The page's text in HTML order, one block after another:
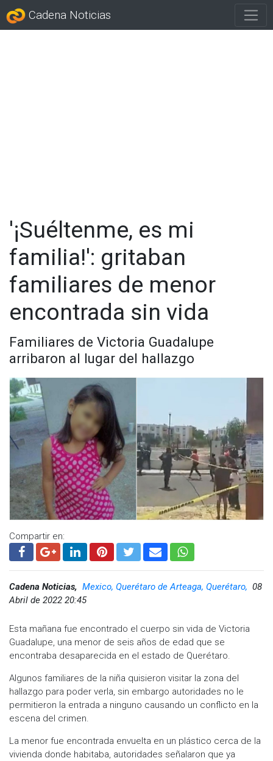
Cadena Noticias
'¡Suéltenme, es mi
familia!': gritaban
familiares de menor
encontrada sin vida
Familiares de Victoria Guadalupe
arribaron al lugar del hallazgo
Compartir en:
Cadena Noticias, Mexico, Querétaro de Arteaga, Querétaro, 08
Abril de 2022 20:45
Esta mañana fue encontrado el cuerpo sin vida de Victoria
Guadalupe, una menor de seis años de edad que se
encontraba desaparecida en el estado de Querétaro.
Algunos familiares de la niña quisieron visitar la zona del
hallazgo para poder verla, sin embargo autoridades no le
permitieron la entrada a ninguno causando un conflicto en la
escena del crimen.
La menor fue encontrada envuelta en un plástico cerca de la
vivienda donde habitaba, autoridades señalaron que ya